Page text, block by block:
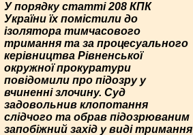
У порядку статті 208 КПК
України їх помістили до
ізолятора тимчасового
тримання та за процесуального
керівництва Рівненської
окружної прокуратури
повідомили про підозру у
вчиненні злочину. Суд
задовольнив клопотання
слідчого та обрав підозрюваним
запобіжний захід у виді тримання